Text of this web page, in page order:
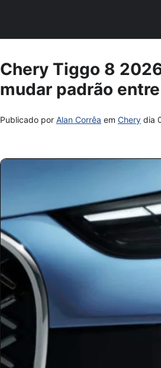
Chery Tiggo 8
mudar padrão
Publicado por Alan Corrêa em Chery dia